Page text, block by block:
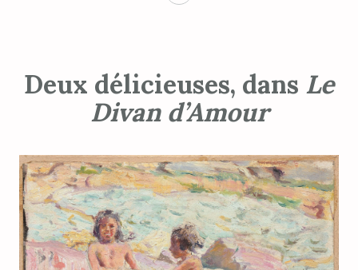
Deux délicieuses, dans Le
Divan d’Amour